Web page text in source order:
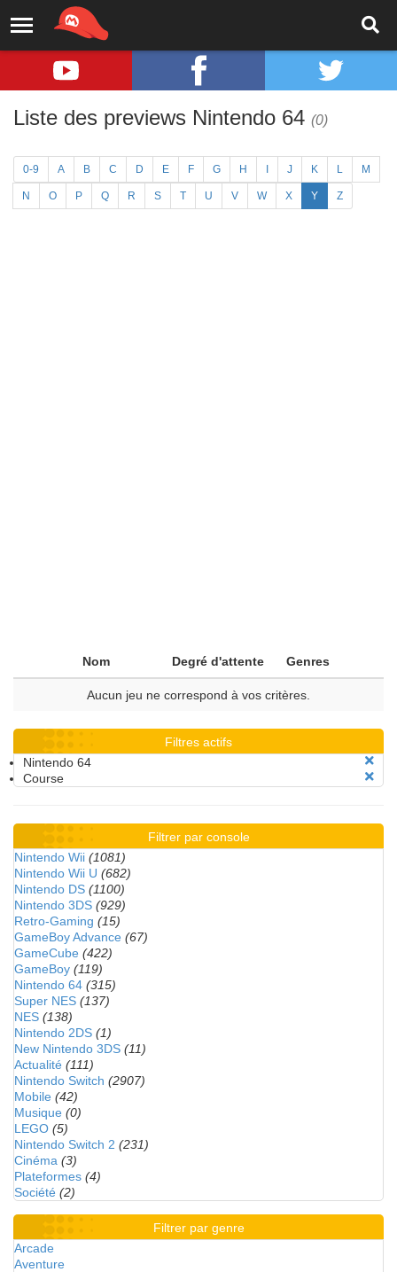
Liste des previews Nintendo 64 (0)
0-9 A B C D E F G H J K L M
N O P Q R S T U V W X Y Z
Nom Degré d'attente Genres
Aucun jeu ne correspond à vos critères.
Filtres actifs
Nintendo 64
Course
Filtrer par console
Nintendo Wii (1081)
Nintendo Wii U (682)
Nintendo DS (1100)
Nintendo 3DS (929)
Retro-Gaming (15)
GameBoy Advance (67)
GameCube (422)
GameBoy (119)
Nintendo 64 (315)
Super NES (137)
NES (138)
Nintendo 2DS (1)
New Nintendo 3DS (11)
Actualité (111)
Nintendo Switch (2907)
Mobile (42)
Musique (0)
LEGO (5)
Nintendo Switch 2 (231)
Cinéma (3)
Plateformes (4)
Société (2)
Filtrer par genre
Arcade
Aventure